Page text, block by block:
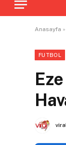
Anasayfa »
FUTBOL